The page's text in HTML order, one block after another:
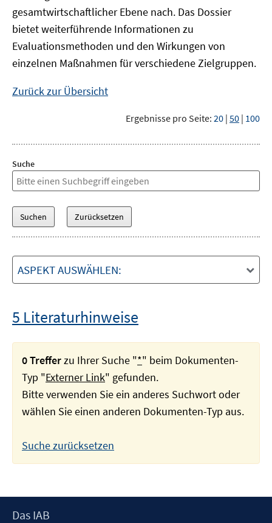
gesamtwirtschaftlicher Ebene nach. Das Dossier
bietet weiterführende Informationen zu
Evaluationsmethoden und den Wirkungen von
einzelnen Maßnahmen für verschiedene Zielgruppen.
Zurück zur Übersicht
Ergebnisse pro Seite: 20 | 50 | 100
Suche
ASPEKT AUSWÄHLEN:
5 Literaturhinweise
0 Trefferzu Ihrer Suche "*" beim Dokumenten-
Typ "Externer Link" gefunden.
Bitte verwenden Sie ein anderes Suchwort oder
wählen Sie einen anderen Dokumenten-Typ aus.
Suche zurücksetzen
Footer
Das IAB